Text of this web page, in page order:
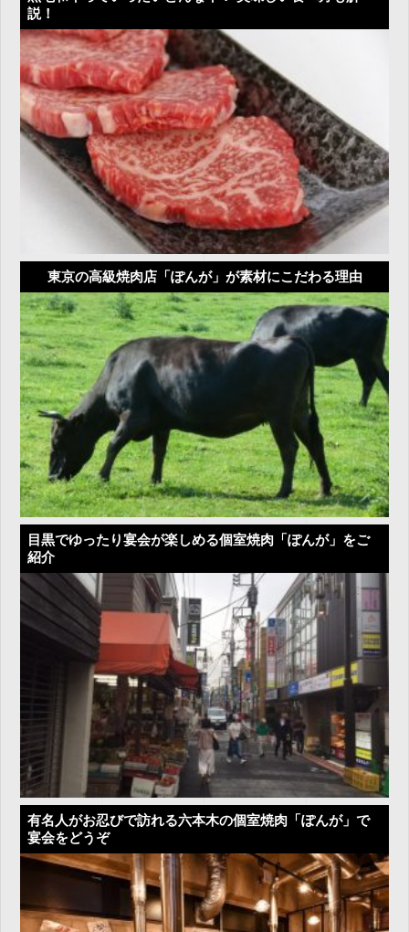
説！
東京の高級焼肉店「ぽんが」が素材にこだわる理由
目黒でゆったり宴会が楽しめる個室焼肉「ぽんが」をご
紹介
有名人がお忍びで訪れる六本木の個室焼肉「ぽんが」で
宴会をどうぞ